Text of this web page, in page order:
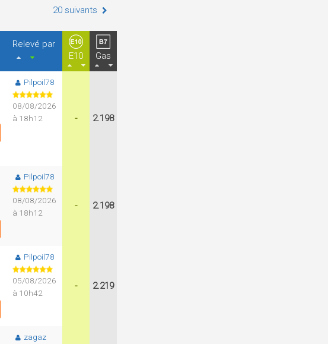
20 suivants
Relevé par
E10
Gas
Pilpoil78
08/08/2026
à 18h12
- 2.198
Pilpoil78
08/08/2026
à 18h12
- 2.198
Pilpoil78
05/08/2026
à 10h42
- 2.219
zagaz